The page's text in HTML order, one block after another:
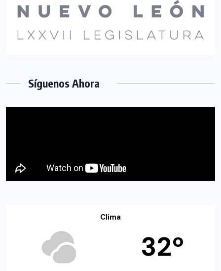
Síguenos Ahora
Clima
32º